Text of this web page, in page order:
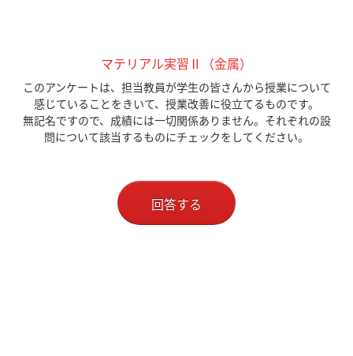
マテリアル実習Ⅱ（金属）
このアンケートは、担当教員が学生の皆さんから授業について
感じていることをきいて、授業改善に役立てるものです。
無記名ですので、成績には一切関係ありません。それぞれの設
問について該当するものにチェックをしてください。
回答する